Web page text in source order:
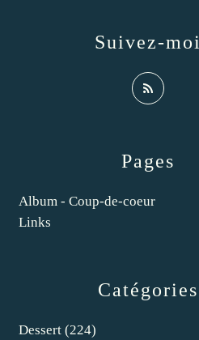
Catégories
Dessert (224)
Pages
Album - Coup-de-coeur
Links
Suivez-moi